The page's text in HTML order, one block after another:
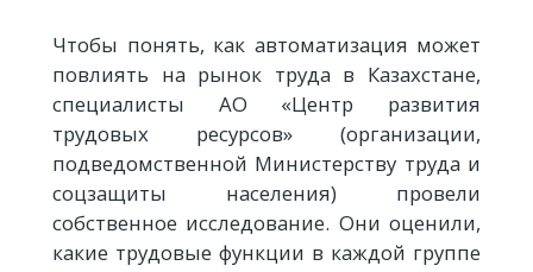
Чтобы понять, как автоматизация может
повлиять на рынок труда в Казахстане,
специалисты АО «Центр развития
трудовых ресурсов» (организации,
подведомственной Министерству труда и
соцзащиты населения) провели
собственное исследование. Они оценили,
какие трудовые функции в каждой группе